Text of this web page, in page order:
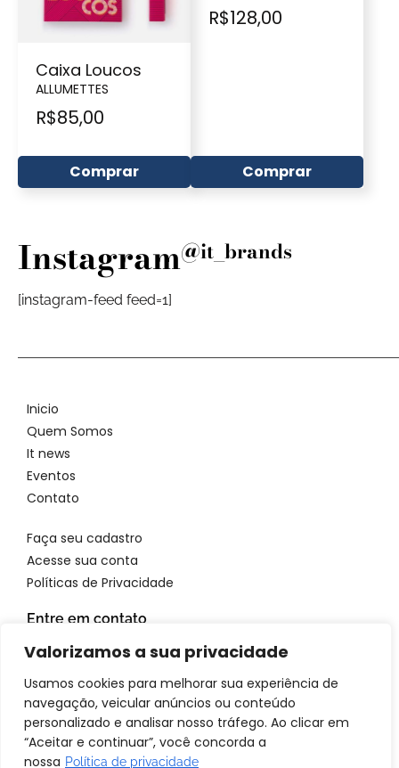
Valorizamos a sua privacidade
Usamos cookies para melhorar sua experiência de
navegação, veicular anúncios ou conteúdo
personalizado e analisar nosso tráfego. Ao clicar em
“Aceitar e continuar”, você concorda a
nossa Política de privacidade
Caixa Loucos
ALLUMETTES
R$85,00
Comprar
R$128,00
Comprar
Instagram@it_brands
[instagram-feed feed=1]
Inicio
Quem Somos
It news
Eventos
Contato
Faça seu cadastro
Acesse sua conta
Políticas de Privacidade
Entre em contato
WhatsApp: 11 96923 4699
Email: atendimento@itbrandsbr.com
© 2025 IT brands - Todos os direitos reservados. SANTA FOSCA